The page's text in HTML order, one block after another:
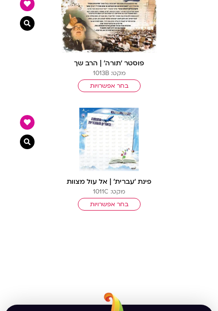
פוסטר ‘תורה’ | הרב שך
מקט: 1013B
בחר אפשרויות
צפייה
פינת ‘עברית’ | אל עול מצוות
מקט: 1011C
בחר אפשרויות
צפייה